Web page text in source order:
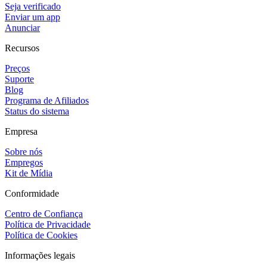
Seja verificado
Enviar um app
Anunciar
Recursos
Preços
Suporte
Blog
Programa de Afiliados
Status do sistema
Empresa
Sobre nós
Empregos
Kit de Mídia
Conformidade
Centro de Confiança
Política de Privacidade
Política de Cookies
Informações legais